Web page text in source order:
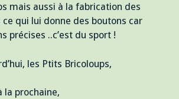
mais aussi à la fabrication des
qui lui donne des boutons car
précises ..c’est du sport !
les Ptits Bricoloups,
la prochaine,